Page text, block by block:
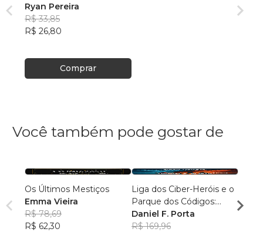
Ryan Pereira
R$ 33,85
R$ 26,80
Comprar
Você também pode gostar de
Os Últimos Mestiços
Emma Vieira
R$ 78,69
R$ 62,30
Liga dos Ciber-Heróis e o
Parque dos Códigos:
Rumo ao Desconhecido
Daniel F. Porta
R$ 169,96
R$